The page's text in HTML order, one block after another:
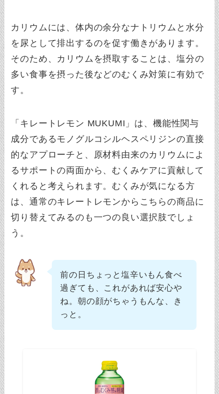
カリウムには、体内の余分なナトリウムと水分
を尿として排出するのを促す働きがあります。
そのため、カリウムを摂取することは、塩分の
多い食事を摂った後などのむくみ対策に有効で
す。
「キレートレモン MUKUMI」は、機能性関与
成分であるモノグルコシルヘスペリジンの直接
的なアプローチと、原材料由来のカリウムによ
るサポートの両面から、むくみケアに貢献して
くれると考えられます。むくみが気になる方
は、通常のキレートレモンからこちらの商品に
切り替えてみるのも一つの良い選択肢でしょ
う。
前の日ちょっと塩辛いもん食べ
過ぎても、これがあれば安心や
ね。朝の顔がちゃうもんな、き
っと。